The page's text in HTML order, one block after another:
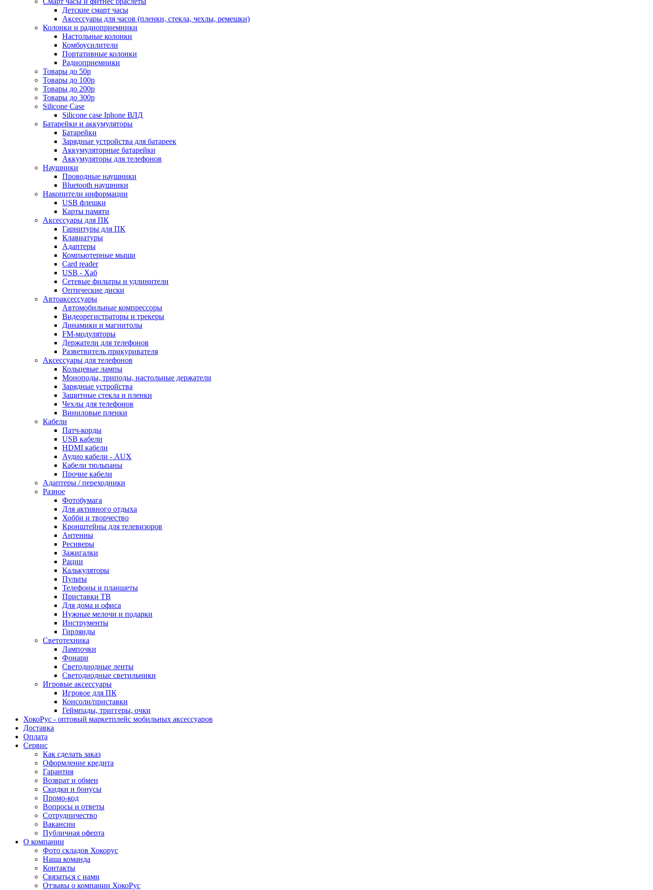
Детские смарт часы
Аксессуары для часов (пленки, стекла, чехлы, ремешки)
Колонки и радиоприемники
Настольные колонки
Комбоусилители
Портативные колонки
Радиоприемники
Товары до 50р
Товары до 100р
Товары до 200р
Товары до 300р
Silicone Case
Silicone case Iphone ВЛД
Батарейки и аккумуляторы
Батарейки
Зарядные устройства для батареек
Аккумуляторные батарейки
Аккумуляторы для телефонов
Наушники
Проводные наушники
Bluetooth наушники
Накопители информации
USB флешки
Карты памяти
Аксессуары для ПК
Гарнитуры для ПК
Клавиатуры
Адаптеры
Компьютерные мыши
Card reader
USB - Xaб
Сетевые фильтры и удлинители
Оптические диски
Автоаксессуары
Автомобильные компрессоры
Видеорегистраторы и трекеры
Динамики и магнитолы
FM-модуляторы
Держатели для телефонов
Разветвитель прикуривателя
Аксессуары для телефонов
Кольцевые лампы
Моноподы, триподы, настольные держатели
Зарядные устройства
Защитные стекла и пленки
Чехлы для телефонов
Виниловые пленки
Кабели
Патч-корды
USB кабели
HDMI кабели
Аудио кабели - AUX
Кабели тюльпаны
Прочие кабели
Адаптеры / переходники
Разное
Фотобумага
Для активного отдыха
Хобби и творчество
Кронштейны для телевизоров
Антенны
Ресиверы
Зажигалки
Рации
Калькуляторы
Пульты
Телефоны и планшеты
Приставки ТВ
Для дома и офиса
Нужные мелочи и подарки
Инструменты
Гирлянды
Светотехника
Лампочки
Фонари
Светодиодные ленты
Светодиодные светильники
Игровые аксессуары
Игровое для ПК
Консоли/приставки
Геймпады, триггеры, очки
ХокоРус - оптовый маркетплейс мобильных аксессуаров
Доставка
Оплата
Сервис
Как сделать заказ
Оформление кредита
Гарантия
Возврат и обмен
Скидки и бонусы
Промо-код
Вопросы и ответы
Сотрудничество
Вакансии
Публичная оферта
О компании
Фото складов Хокорус
Наша команда
Контакты
Связаться с нами
Отзывы о компании ХокоРус